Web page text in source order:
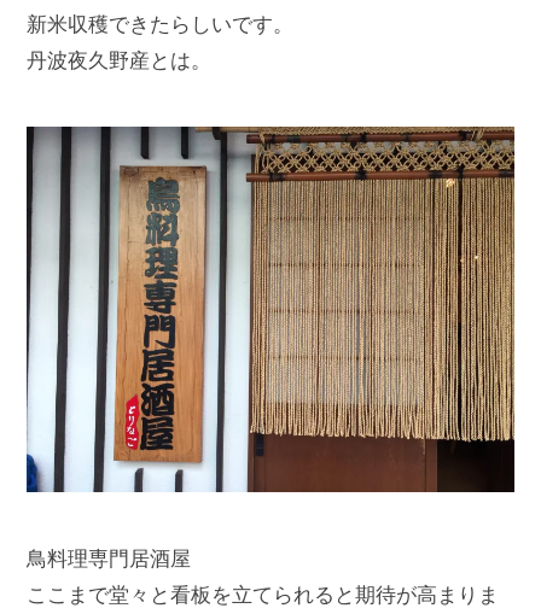
新米収穫できたらしいです。
丹波夜久野産とは。
鳥料理専門居酒屋
ここまで堂々と看板を立てられると期待が高まりま